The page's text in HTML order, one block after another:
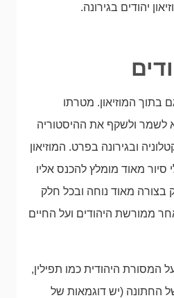
יהודים בגירונה.
בתוך המוזיאון. מטרתו
לשמר ולשקף את ההיסטוריה
ובגירונה בפרט. המוזיאון
סיור מאוד מומלץ להכנס אליו
בצורה מאוד נוחה ובכל חלק
ממורשת היהודים ועל החיים
המסורת היהודית כמו תפילין,
החתונה (יש דוגמאות של